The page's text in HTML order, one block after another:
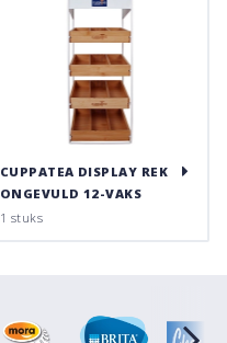
CUPPATEA DISPLAY REK
ONGEVULD 12-VAKS
1 stuks